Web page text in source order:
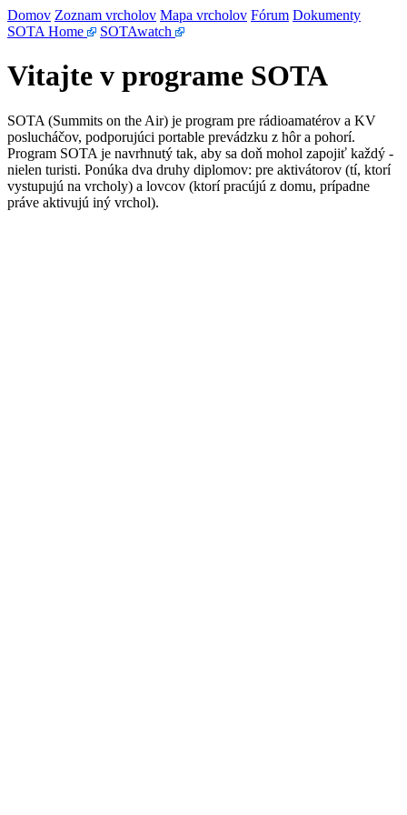
Domov Zoznam vrcholov Mapa vrcholov Fórum Dokumenty
SOTA Home
SOTAwatch
Vitajte v programe SOTA
SOTA (Summits on the Air) je program pre rádioamatérov a KV
poslucháčov, podporujúci portable prevádzku z hôr a pohorí.
Program SOTA je navrhnutý tak, aby sa doň mohol zapojiť každý -
nielen turisti. Ponúka dva druhy diplomov: pre aktivátorov (tí, ktorí
vystupujú na vrcholy) a lovcov (ktorí pracújú z domu, prípadne
práve aktivujú iný vrchol).